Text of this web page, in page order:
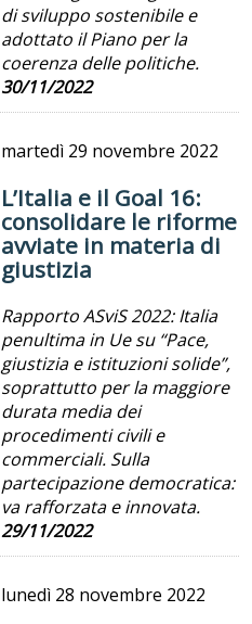
di sviluppo sostenibile e
adottato il Piano per la
coerenza delle politiche.
30/11/2022
martedì 29 novembre 2022
L’Italia e il Goal 16:
consolidare le riforme
avviate in materia di
giustizia
Rapporto ASviS 2022: Italia
penultima in Ue su “Pace,
giustizia e istituzioni solide”,
soprattutto per la maggiore
durata media dei
procedimenti civili e
commerciali. Sulla
partecipazione democratica:
va rafforzata e innovata.
29/11/2022
lunedì 28 novembre 2022